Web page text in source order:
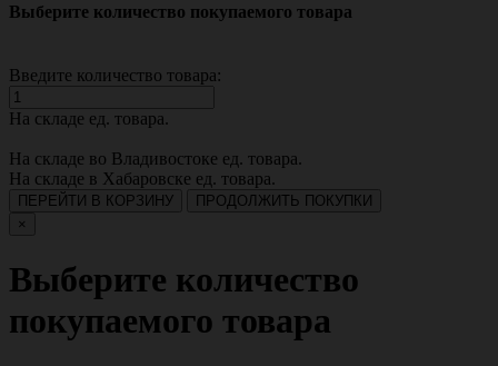
Выберите количество покупаемого товара
Введите количество товара:
На складе ед. товара.
На складе во Владивостоке ед. товара.
На складе в Хабаровске ед. товара.
ПЕРЕЙТИ В КОРЗИНУ
ПРОДОЛЖИТЬ ПОКУПКИ
×
Выберите количество
покупаемого товара